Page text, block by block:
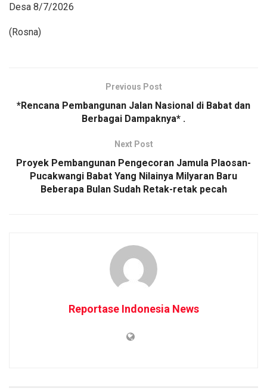
Desa 8/7/2026
(Rosna)
Previous Post
*Rencana Pembangunan Jalan Nasional di Babat dan
Berbagai Dampaknya* .
Next Post
Proyek Pembangunan Pengecoran Jamula Plaosan-
Pucakwangi Babat Yang Nilainya Milyaran Baru
Beberapa Bulan Sudah Retak-retak pecah
Reportase Indonesia News